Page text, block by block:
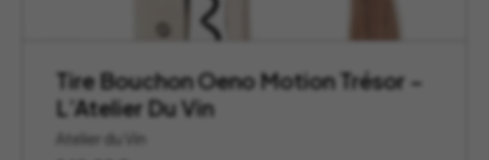
Tire Bouchon Oeno Motion Trésor –
L’Atelier Du Vin
Atelier du Vin